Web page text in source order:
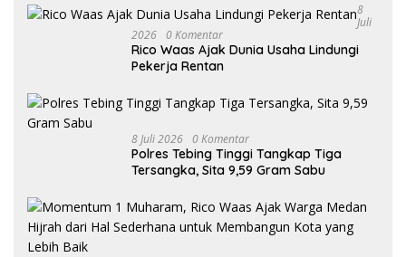
8
Juli
2026 0 Komentar
Rico Waas Ajak Dunia Usaha Lindungi
Pekerja Rentan
8 Juli 2026 0 Komentar
Polres Tebing Tinggi Tangkap Tiga
Tersangka, Sita 9,59 Gram Sabu